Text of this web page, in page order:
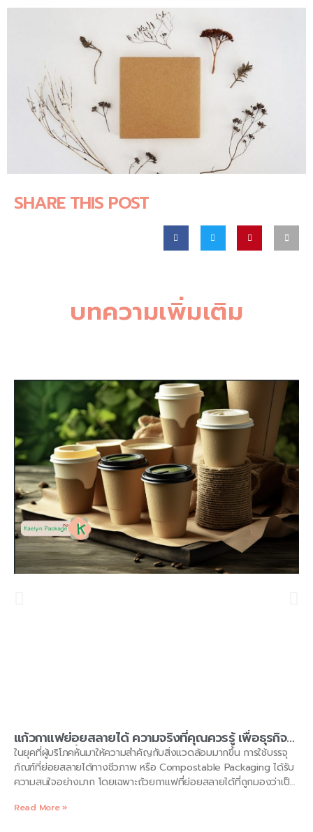
SHARE THIS POST
บทความเพิ่มเติม
แก้วกาแฟย่อยสลายได้ ความจริงที่คุณควรรู้ เพื่อธุรกิจ
บรรจุภัณฑ์ที่ยั่งยืน
ในยุคที่ผู้บริโภคหันมาให้ความสำคัญกับสิ่งแวดล้อมมากขึ้น การใช้บรรจุ
ภัณฑ์ที่ย่อยสลายได้ทางชีวภาพ หรือ Compostable Packaging ได้รับ
ความสนใจอย่างมาก โดยเฉพาะถ้วยกาแฟที่ย่อยสลายได้ที่ถูกมองว่าเป็น
ขึ้นคือ ถ้วยกาแฟเหล่านี้สามารถย่อยสลายได้จริงหรือ? และภายใต้
Read More »